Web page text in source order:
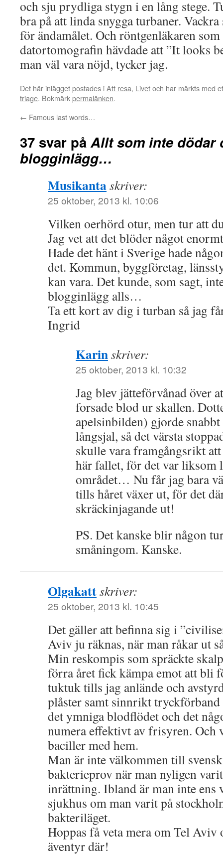
och sju prydliga stygn i en lång stege.
bra på att linda snygga turbaner.
för ändamålet. Och röntgenläkaren
datortomografin hävdade att ”It looks
man väl vara nöjd, tycker jag.
Det här inlägget postades iAtt resa, Livetoch har märkts med
triage. Bokmärkpermalänken.
← Famous last words…
37 svar påAllt som inte dödar
blogginlägg…
Musikantaskriver:
25 oktober, 2013 kl. 10:06
Vilken oerhörd otur, men tur att
Jag vet att det blöder något
Hade det hänt i Sverige hade
det. Kommun, byggföretag,
kan vara. Det kunde, som sagt,
blogginlägg alls…
Ta ett kort av dig i turban så jag
Ingrid
Karinskriver:
25 oktober, 2013 kl. 10:32
Jag blev jätteförvånad över
forsade blod ur skallen.
apelsinbilden) gjorde
långsjal, så det värsta
skulle vara framgångsrikt
här fallet, för det var liksom
området… Nu får jag bara
tills håret växer ut, för det
skräckinjagande ut!
PS. Det kanske blir någon
småningom. Kanske.
Olgakattskriver:
25 oktober, 2013 kl. 10:45
Det gäller att befinna sig i
Aviv ju räknas, när man råkar ut
Min reskompis som spräckte
förra året fick kämpa emot att bli
tuktuk tills jag anlände och
plåster samt sinnrikt
det ymniga blodflödet och det
numera effektivt av frisyren. Och
baciller med hem.
Man är inte välkommen till
bakterieprov när man nyligen
inrättning. Ibland är man inte ens
sjukhus om man varit på
bakteriläget.
Hoppas få veta mera om Tel Aviv
äventyr där!